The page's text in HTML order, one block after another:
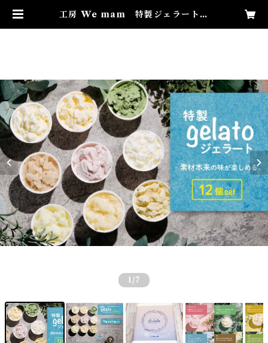
工房 We mam 特製ジェラート
1 /7